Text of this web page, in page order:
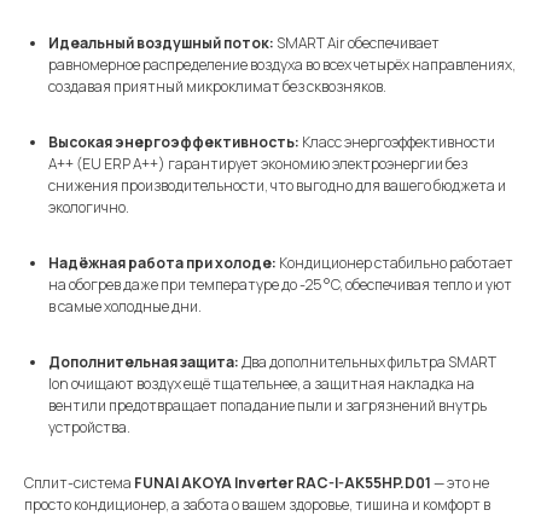
Идеальный воздушный поток: SMART Air обеспечивает
равномерное распределение воздуха во всех четырёх направлениях,
создавая приятный микроклимат без сквозняков.
Высокая энергоэффективность: Класс энергоэффективности
A++ (EU ERP A++) гарантирует экономию электроэнергии без
снижения производительности, что выгодно для вашего бюджета и
экологично.
Надёжная работа при холоде: Кондиционер стабильно работает
на обогрев даже при температуре до -25 °C, обеспечивая тепло и уют
в самые холодные дни.
Дополнительная защита:Два дополнительных фильтра SMART
Ion очищают воздух ещё тщательнее, а защитная накладка на
вентили предотвращает попадание пыли и загрязнений внутрь
устройства.
Сплит-система FUNAI AKOYA Inverter RAC-I-AK55HP.D01— это не
просто кондиционер, а забота о вашем здоровье, тишина и комфорт в